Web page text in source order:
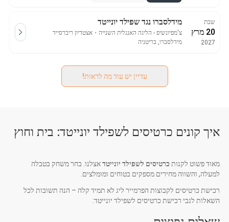
שבת
20 מרץ
2027
מידלסברו נגד שפילד יונייטד
צ'מפיונשיפ - הליגה האנגלית השנייה ・ אצטדיון ריברסייד
מידלסברו, בריטניה
עדיין יש עוד מה לראות!
איך קונים כרטיסים לשפילד יונייטד: בית וחוץ
מאוד פשוט לקנות כרטיסים לשפילד יונייטדאצלנו. בחר משחק בטבלה
למעלה, והשווה מחירים מספקים בטוחים ומומלצים.
רכישת כרטיסים לקבוצות הפרמייר ליג לא תמיד קלה – הנה תשובות לכל
השאלות לגבי רכישת כרטיסים לשפילד יונייטד: